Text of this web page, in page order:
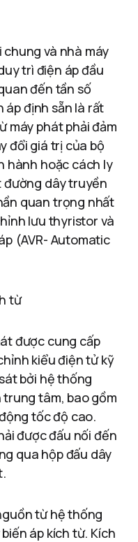
và nhà máy
trì điện áp đầu
đến tần số
áp định sẵn là rất
máy phát phải đảm
đổi giá trị của bộ
hành hoặc cách ly
đường dây truyền
quan trọng nhất
lưu thyristor và
(AVR- Automatic
từ
được cung cấp
kiểu điện tử kỹ
bởi hệ thống
trung tâm, bao gồm
tốc độ cao.
được đấu nối đến
qua hộp đấu dây
từ hệ thống
áp kích từ. Kích